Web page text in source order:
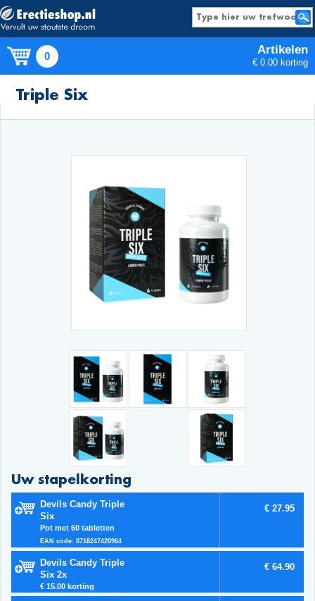
0 Artikelen
€ 0.00 korting
Triple Six
Uw stapelkorting
Devils Candy Triple
Six
Pot met 60 tabletten
EAN code: 8718247420964
€ 27.95
Devils Candy Triple
Six 2x
€ 15.00 korting
€ 64.90